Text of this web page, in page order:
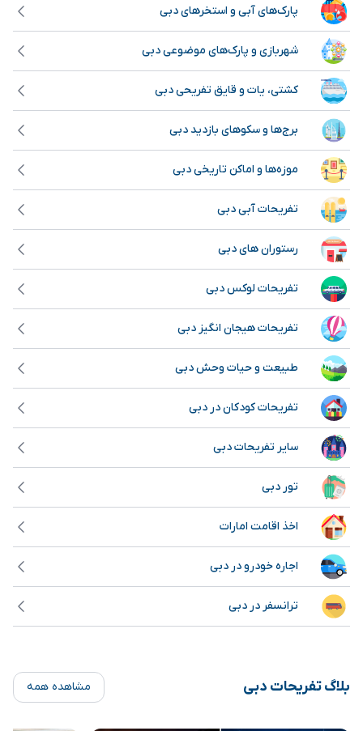
پارک‌های آبی و استخر‌های دبی
شهربازی و پارک‌های موضوعی دبی
کشتی، یات و قایق تفریحی دبی
برج‌ها و سکوهای بازدید دبی
موزه‌ها و اماکن تاریخی دبی
تفریحات آبی دبی
رستوران های دبی
تفریحات لوکس دبی
تفریحات هیجان انگیز دبی
طبیعت و حیات وحش دبی
تفریحات کودکان در دبی
سایر تفریحات دبی
تور دبی
اخذ اقامت امارات
اجاره خودرو در دبی
ترانسفر در دبی
بلاگ تفریحات دبی مشاهده همه